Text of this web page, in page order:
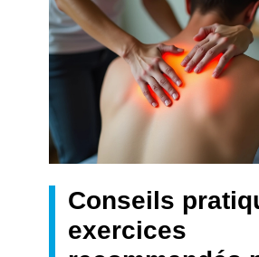
Conseils
exercices